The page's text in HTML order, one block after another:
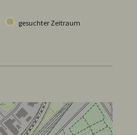
gesuchter Zeitraum